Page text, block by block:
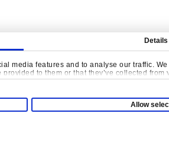
Details
media features and to analyse our traffic.
to them or that they’ve collected from
Allow